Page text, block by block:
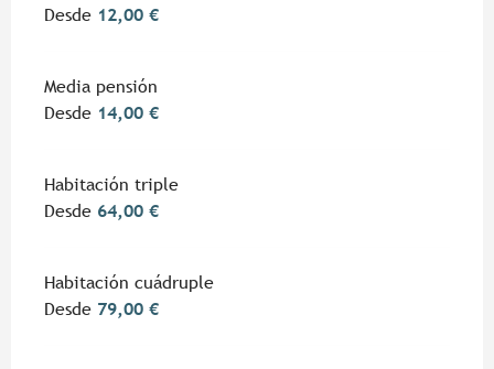
Desde 12,00 €
Media pensión
Desde 14,00 €
Habitación triple
Desde 64,00 €
Habitación cuádruple
Desde 79,00 €